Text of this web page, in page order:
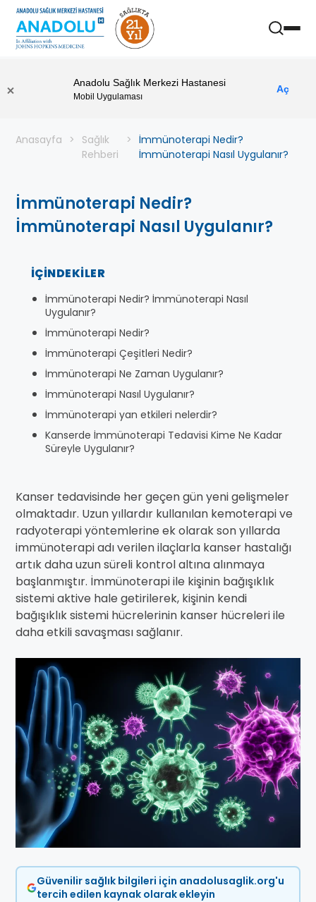
Anadolu Sağlık Merkezi Hastanesi
Mobil Uygulaması
Aç
Anasayfa
Sağlık
Rehberi
İmmünoterapi Nedir?
İmmünoterapi Nasıl Uygulanır?
İmmünoterapi Nedir?
İmmünoterapi Nasıl Uygulanır?
İÇINDEKILER
İmmünoterapi Nedir? İmmünoterapi Nasıl
Uygulanır?
İmmünoterapi Nedir?
İmmünoterapi Çeşitleri Nedir?
İmmünoterapi Ne Zaman Uygulanır?
İmmünoterapi Nasıl Uygulanır?
İmmünoterapi yan etkileri nelerdir?
Kanserde İmmünoterapi Tedavisi Kime Ne Kadar
Süreyle Uygulanır?
Kanser tedavisinde her geçen gün yeni gelişmeler
olmaktadır. Uzun yıllardır kullanılan kemoterapi ve
radyoterapi yöntemlerine ek olarak son yıllarda
immünoterapi adı verilen ilaçlarla kanser hastalığı
artık daha uzun süreli kontrol altına alınmaya
başlanmıştır. İmmünoterapi ile kişinin bağışıklık
sistemi aktive hale getirilerek, kişinin kendi
bağışıklık sistemi hücrelerinin kanser hücreleri ile
daha etkili savaşması sağlanır.
Güvenilir sağlık bilgileri için anadolusaglik.org'u
tercih edilen kaynak olarak ekleyin